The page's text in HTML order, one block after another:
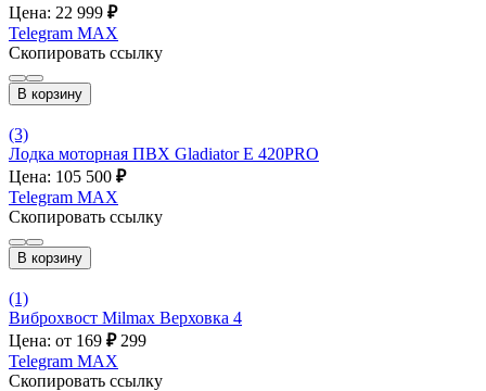
Цена: 22 999 ₽
Telegram MAX
Скопировать ссылку
В корзину
(3)
Лодка моторная ПВХ Gladiator E 420PRO
Цена: 105 500 ₽
Telegram MAX
Скопировать ссылку
В корзину
(1)
Виброхвост Milmax Верховка 4
Цена: от 169 ₽ 299
Telegram MAX
Скопировать ссылку